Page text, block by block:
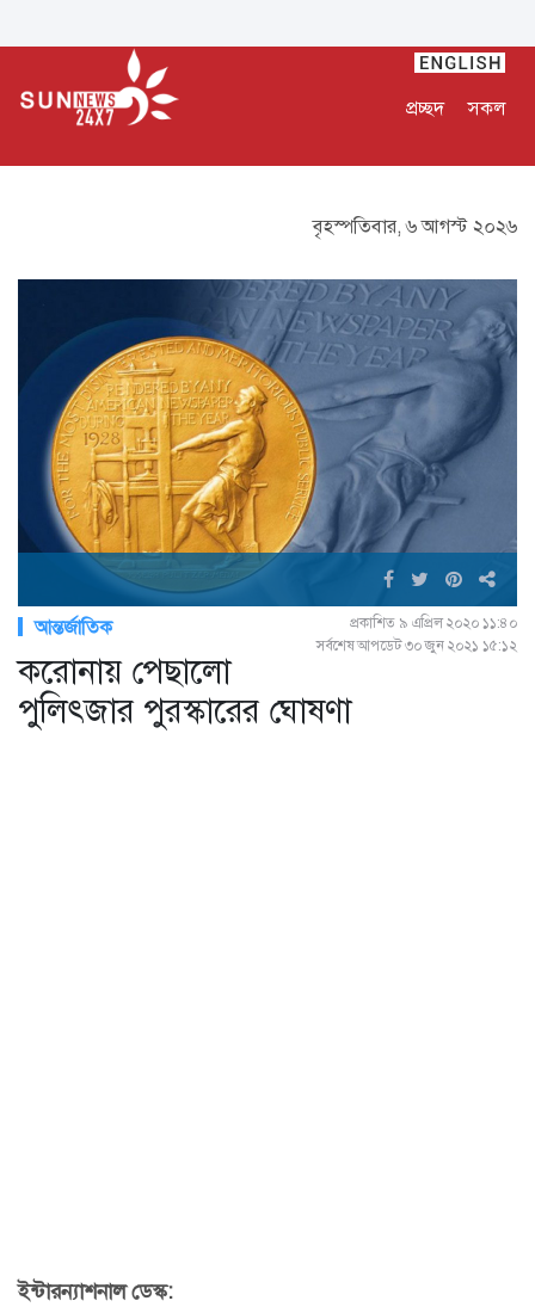
প্রচ্ছদ সকল
বৃহস্পতিবার, ৬ আগস্ট ২০২৬
আন্তর্জাতিক
প্রকাশিত ৯ এপ্রিল ২০২০ ১১:৪০
সর্বশেষ আপডেট ৩০ জুন ২০২১ ১৫:১২
করোনায় পেছালো
পুলিৎজার পুরস্কারের ঘোষণা
ইন্টারন্যাশনাল ডেস্ক: